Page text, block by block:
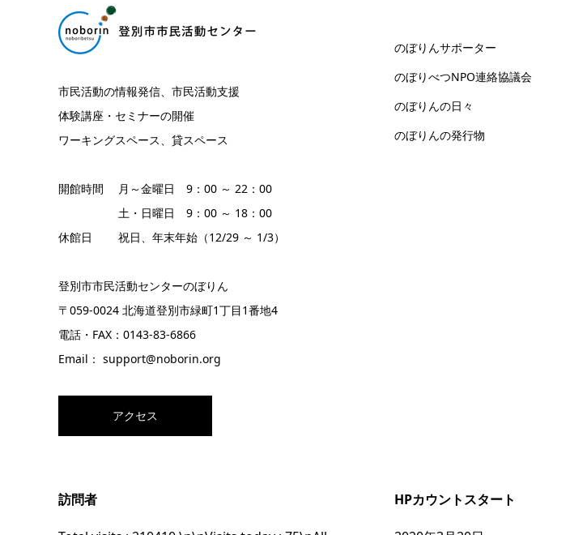
市民活動の情報発信、市民活動支援
体験講座・セミナーの開催
ワーキングスペース、貸スペース
開館時間 月～金曜日 9：00 ～ 22：00
土・日曜日 9：00 ～ 18：00
休館日 祝日、年末年始（12/29 ～ 1/3）
登別市市民活動センターのぼりん
〒059-0024 北海道登別市緑町1丁目1番地4
電話・FAX：0143-83-6866
Email： support@noborin.org
アクセス
のぼりんサポーター
のぼりべつNPO連絡協議会
のぼりんの日々
のぼりんの発行物
訪問者 HPカウントスタート